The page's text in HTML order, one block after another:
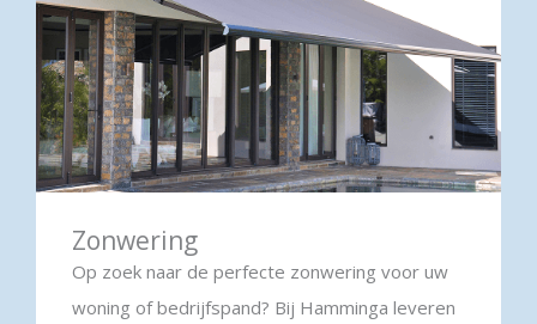
Zonwering
Op zoek naar de perfecte zonwering voor uw
woning of bedrijfspand? Bij Hamminga leveren